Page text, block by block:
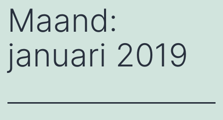
Maand:
januari 2019